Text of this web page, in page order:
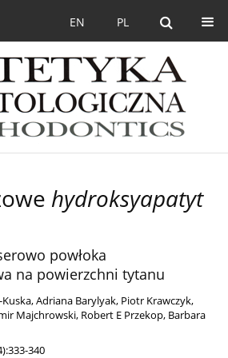
PL
EN
hydroksyapatyt
powłoka
na powierzchni tytanu
,Adriana Barylyak, Piotr Krawczyk,
Majchrowski, Robert E Przekop, Barbara
340